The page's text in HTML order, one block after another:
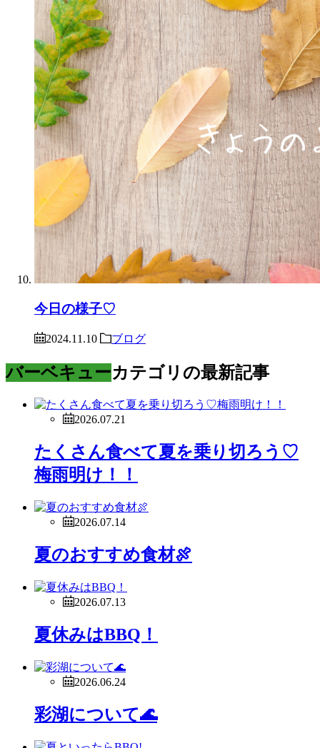
今日の様子♡
2024.11.10 ブログ
バーベキューカテゴリの最新記事
2026.07.21
たくさん食べて夏を乗り切ろう♡
梅雨明け！！
2026.07.14
夏のおすすめ食材🍖
2026.07.13
夏休みはBBQ！
2026.06.24
彩湖について🌊